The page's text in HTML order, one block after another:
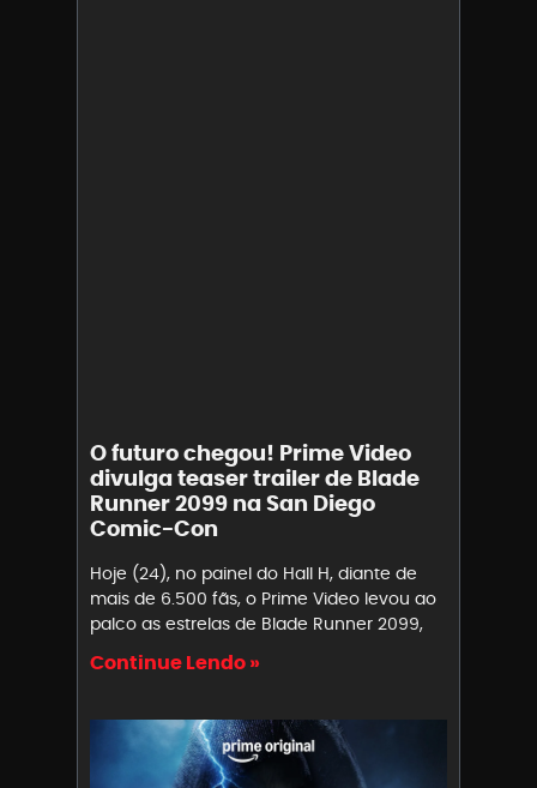
O futuro chegou! Prime Video
divulga teaser trailer de Blade
Runner 2099 na San Diego
Comic-Con
Hoje (24), no painel do Hall H, diante de
mais de 6.500 fãs, o Prime Video levou ao
palco as estrelas de Blade Runner 2099,
Continue Lendo »